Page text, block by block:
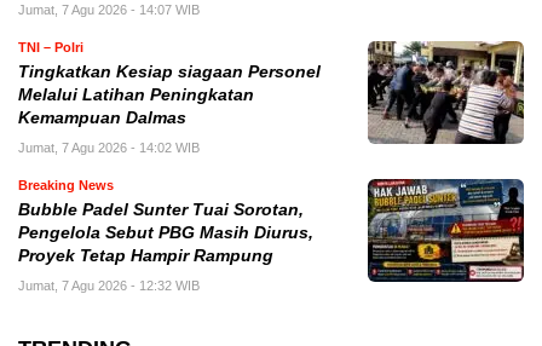
Jumat, 7 Agu 2026 - 14:07 WIB
TNI – Polri
Tingkatkan Kesiap siagaan Personel
Melalui Latihan Peningkatan
Kemampuan Dalmas
Jumat, 7 Agu 2026 - 14:02 WIB
Breaking News
Bubble Padel Sunter Tuai Sorotan,
Pengelola Sebut PBG Masih Diurus,
Proyek Tetap Hampir Rampung
Jumat, 7 Agu 2026 - 12:32 WIB